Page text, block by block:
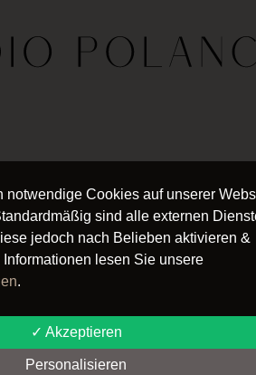
notwendige Cookies auf unserer
sind alle externen
jedoch nach Belieben aktivieren &
lesen Sie unsere
.
✓ Akzeptieren
Personalisieren